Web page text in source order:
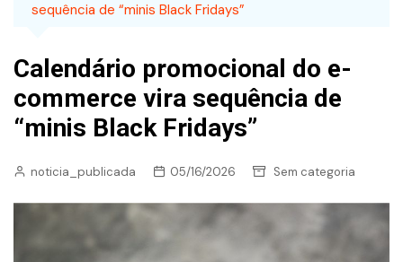
sequência de “minis Black Fridays”
Calendário promocional do e-
commerce vira sequência de
“minis Black Fridays”
noticia_publicada 05/16/2026 Sem categoria